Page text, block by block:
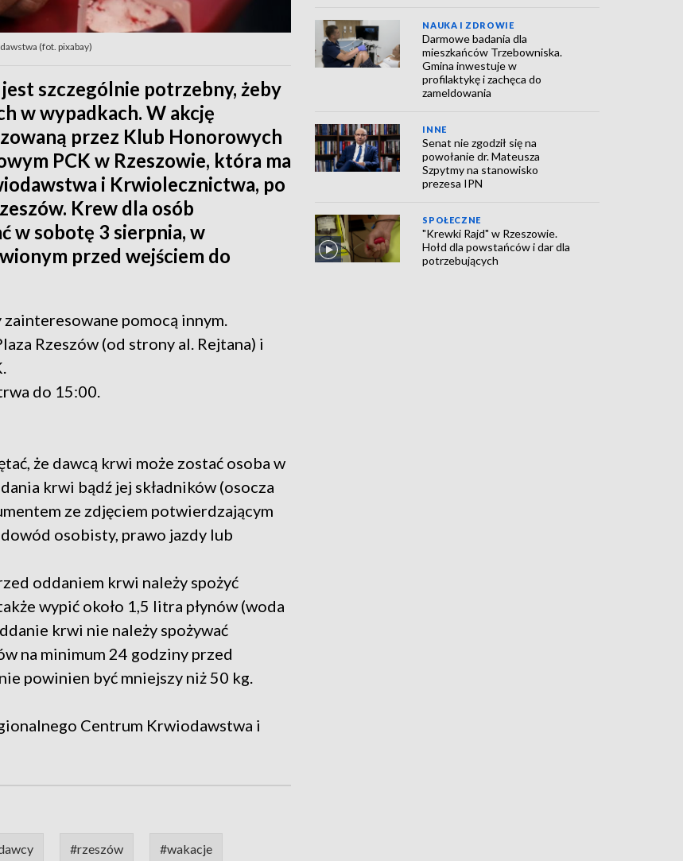
(fot. pixabay)
szczególnie potrzebny, żeby
w wypadkach. W akcję
przez Klub Honorowych
PCK w Rzeszowie, która ma
i Krwiolecznictwa, po
Krew dla osób
w sobotę 3 sierpnia, w
przed wejściem do
pomocą innym.
Rzeszów (od strony al. Rejtana) i
do 15:00.
że dawcą krwi może zostać osoba w
krwi bądź jej składników (osocza
ze zdjęciem potwierdzającym
osobisty, prawo jazdy lub
oddaniem krwi należy spożyć
wypić około 1,5 litra płynów (woda
krwi nie należy spożywać
na minimum 24 godziny przed
powinien być mniejszy niż 50 kg.
Centrum Krwiodawstwa i
#rzeszów #wakacje
NAUKA I ZDROWIE
Darmowe badania dla
mieszkańców Trzebowniska.
Gmina inwestuje w
profilaktykę i zachęca do
zameldowania
INNE
Senat nie zgodził się na
powołanie dr. Mateusza
Szpytmy na stanowisko
prezesa IPN
SPOŁECZNE
"Krewki Rajd" w Rzeszowie.
Hołd dla powstańców i dar dla
potrzebujących